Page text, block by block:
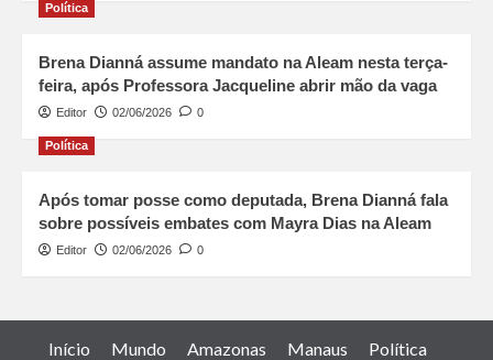
Política
Brena Dianná assume mandato na Aleam nesta terça-
feira, após Professora Jacqueline abrir mão da vaga
Editor 02/06/2026 0
Política
Após tomar posse como deputada, Brena Dianná fala
sobre possíveis embates com Mayra Dias na Aleam
Editor 02/06/2026 0
Início Mundo Amazonas Manaus Política